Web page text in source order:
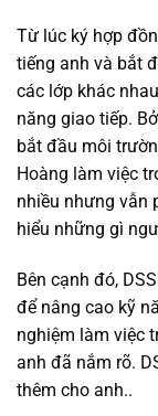
Từ lúc ký hợp
tiếng anh và bắt
các lớp khác
năng giao tiếp.
bắt đầu môi
Hoàng làm việc
nhiều nhưng vẫn
hiểu những gì
Bên cạnh đó,
để nâng cao kỹ
nghiệm làm việc
anh đã nắm rõ.
thêm cho anh..